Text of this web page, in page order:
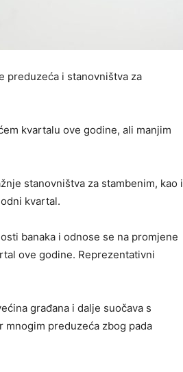
preduzeća i stanovništva za
kvartalu ove godine, ali manjim
stanovništva za stambenim, kao i
kvartal.
banaka i odnose se na promjene
ove godine. Reprezentativni
građana i dalje suočava s
preduzeća zbog pada